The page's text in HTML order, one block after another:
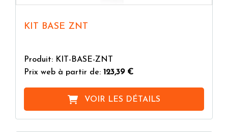
KIT BASE ZNT
Produit: KIT-BASE-ZNT
Prix web à partir de: 123,39 €
VOIR LES DÉTAILS